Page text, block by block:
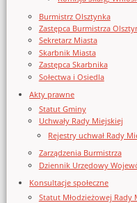
Burmistrz Olsztynka
Zastępca Burmistrza
Sekretarz Miasta
Skarbnik Miasta
Zastępca Skarbnika
Sołectwa i Osiedla
Akty prawne
Statut Gminy
Uchwały Rady Miejskiej
Rejestry uchwał Rady
Zarządzenia Burmistrza
Dziennik Urzędowy
Konsultacje społeczne
Statut Młodzieżowej Rady